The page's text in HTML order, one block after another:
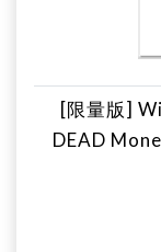
[限量版]
DEAD